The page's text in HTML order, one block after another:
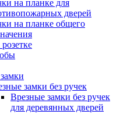
на планке для
дверей
на планке общего
замки без ручек
Врезные замки без ручек
для деревянных дверей